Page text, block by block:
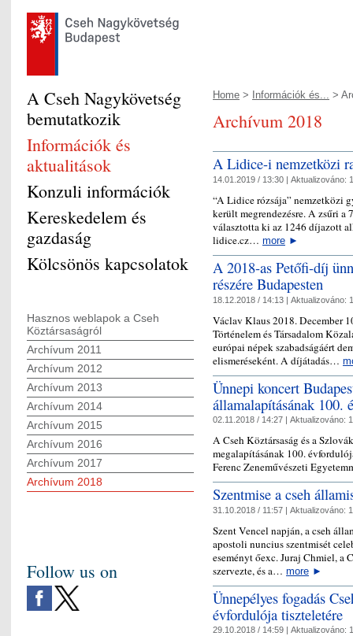
Home > Információk és... >
Archívum 2018
A Lidice-i nemzetközi
14.01.2019 / 13:30 | Aktualizováno:
“A Lidice rózsája” nemzetközi
került megrendezésre. A zsűri
választotta ki az 1246 díjazott
lidice.cz… more ►
A 2018-as Petőfi-díj
részére Budapesten
18.12.2018 / 14:13 | Aktualizováno:
Václav Klaus 2018. December
Történelem és Társadalom
európai népek szabadságáért
elismeréseként. A díjátadás…
Ünnepi koncert
államalapításának 100.
02.11.2018 / 14:27 | Aktualizováno:
A Cseh Köztársaság és a
megalapításának 100.
Ferenc Zeneművészeti
Szentmise a cseh
31.10.2018 / 11:57 | Aktualizováno:
Szent Vencel napján, a cseh
apostoli nuncius szentmisét
eseményt őexc. Juraj Chmiel, a
szervezte, és a… more ►
Ünnepélyes fogadás
évfordulója tiszteletére
29.10.2018 / 14:59 | Aktualizováno:
A Cseh Nagykövetség
bemutatkozik
Információk és
aktualitások
Konzuli információk
Kereskedelem és
gazdaság
Kölcsönös kapcsolatok
Hasznos weblapok a Cseh
Köztársaságról
Archívum 2011
Archívum 2012
Archívum 2013
Archívum 2014
Archívum 2015
Archívum 2016
Archívum 2017
Archívum 2018
Follow us on